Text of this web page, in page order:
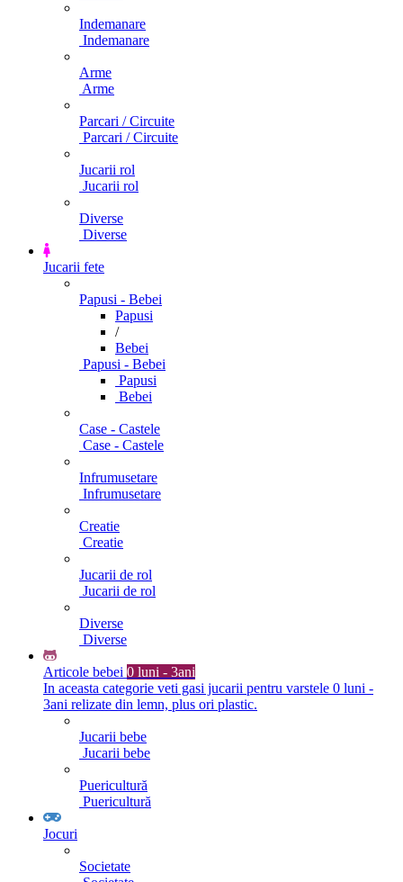
Indemanare
Indemanare
Arme
Arme
Parcari / Circuite
Parcari / Circuite
Jucarii rol
Jucarii rol
Diverse
Diverse
Jucarii fete
Papusi - Bebei
Papusi
/
Bebei
Papusi - Bebei
Papusi
Bebei
Case - Castele
Case - Castele
Infrumusetare
Infrumusetare
Creatie
Creatie
Jucarii de rol
Jucarii de rol
Diverse
Diverse
Articole bebei 0 luni - 3ani
In aceasta categorie veti gasi jucarii pentru varstele 0 luni -
3ani relizate din lemn, plus ori plastic.
Jucarii bebe
Jucarii bebe
Puericultură
Puericultură
Jocuri
Societate